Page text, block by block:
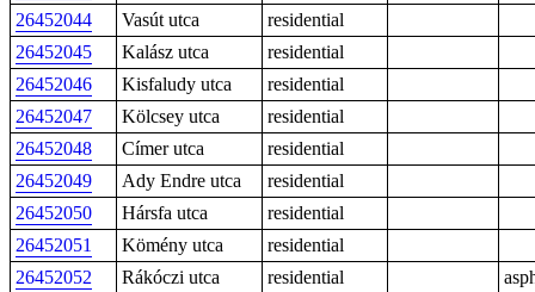
26452044
Vasút utca
residential
26452045
Kalász utca
residential
26452046
Kisfaludy utca
residential
26452047
Kölcsey utca
residential
26452048
Címer utca
residential
26452049
Ady Endre utca
residential
26452050
Hársfa utca
residential
26452051
Kömény utca
residential
26452052
Rákóczi utca residential